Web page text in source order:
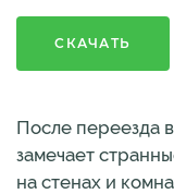
СКАЧАТЬ
После переезда
замечает
на стенах и